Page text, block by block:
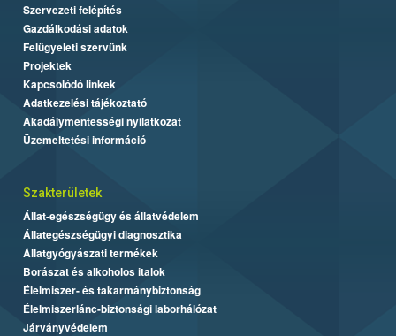
Szervezeti felépítés
Gazdálkodási adatok
Felügyeleti szervünk
Projektek
Kapcsolódó linkek
Adatkezelési tájékoztató
Akadálymentességi nyilatkozat
Üzemeltetési információ
Szakterületek
Állat-egészségügy és állatvédelem
Állategészségügyi diagnosztika
Állatgyógyászati termékek
Borászat és alkoholos italok
Élelmiszer- és takarmánybiztonság
Élelmiszerlánc-biztonsági laborhálózat
Járványvédelem